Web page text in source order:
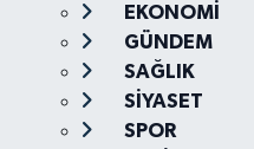
EKONOMİ
GÜNDEM
SAĞLIK
SİYASET
SPOR